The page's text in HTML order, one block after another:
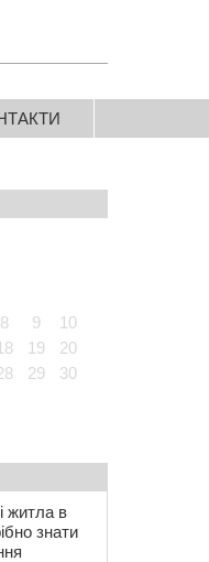
8 9
10
19
20
29
30
житла в
знати